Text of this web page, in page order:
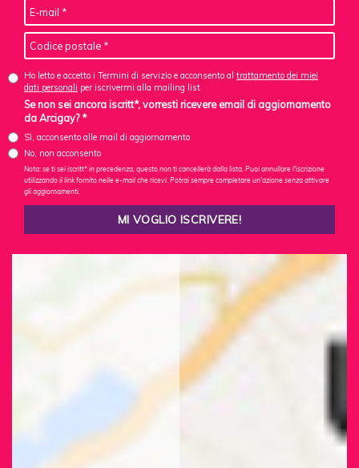
Ho letto e accetto i Termini di servizio e acconsento al trattamento dei miei
dati personali per iscrivermi alla mailing list
Se non sei ancora iscritt*, vorresti ricevere email di aggiornamento
da Arcigay? *
Sì, acconsento alle mail di aggiornamento
No, non acconsento
Nota: se ti sei iscritt* in precedenza, questo non ti cancellerà dalla lista. Puoi annullare l'iscrizione
utilizzando il link fornito nelle e-mail che ricevi. Potrai sempre completare un'azione senza attivare
gli aggiornamenti.